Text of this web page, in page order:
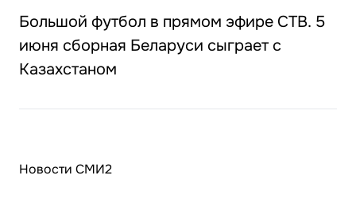
Большой футбол в прямом эфире СТВ. 5
июня сборная Беларуси сыграет с
Казахстаном
Новости СМИ2